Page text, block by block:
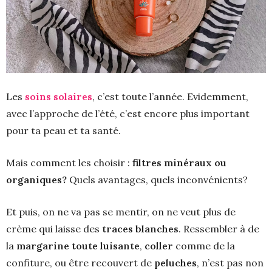
Les soins solaires, c’est toute l’année. Evidemment,
avec l’approche de l’été, c’est encore plus important
pour ta peau et ta santé.
Mais comment les choisir : filtres minéraux ou
organiques? Quels avantages, quels inconvénients?
Et puis, on ne va pas se mentir, on ne veut plus de
crème qui laisse des traces blanches. Ressembler à de
la margarine toute luisante, coller comme de la
confiture, ou être recouvert de peluches, n’est pas non